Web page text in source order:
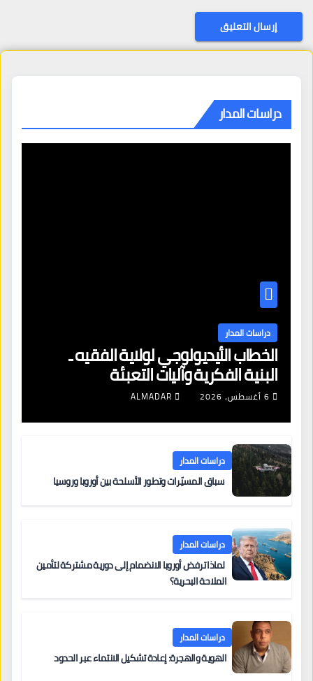
دراسات المدار
دراسات المدار
الخطاب الأيديولوجي لولاية الفقيه ـ
البنية الفكرية وآليات التعبئة
6 أغسطس، 2026 ALMADAR
دراسات المدار
سباق المسيّرات وتطور الأسلحة بين أوروبا وروسيا
دراسات المدار
لماذا ترفض أوروبا الانضمام إلى دورية مشتركة لتأمين
الملاحة البحرية؟
دراسات المدار
الهوية والهجرة: إعادة تشكيل الانتماء عبر الحدود